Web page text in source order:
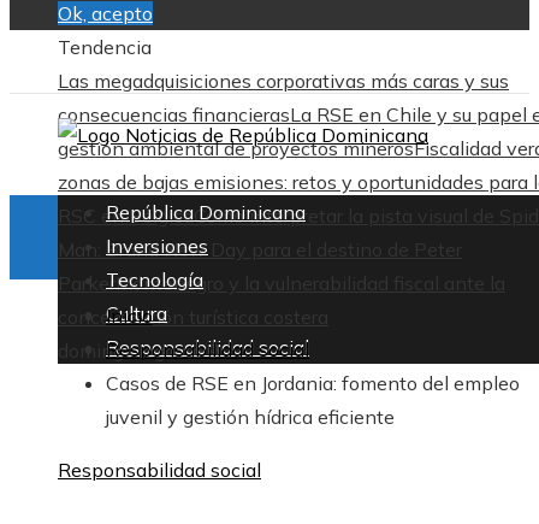
Ok, acepto
Tendencia
Las megadquisiciones corporativas más caras y sus
consecuencias financierasLa RSE en Chile y su papel
gestión ambiental de proyectos minerosFiscalidad
zonas de bajas emisiones: retos y oportunidades para
RSC en BélgicaCómo interpretar la pista visual de
Man: Brand New Day para el destino de Peter
ParkerMontenegro y la vulnerabilidad fiscal ante la
concentración turística costera
domingo, agosto 9
República Dominicana
Inversiones
Tecnología
Cultura
Responsabilidad social
Inicio
Responsabilidad social
Casos de RSE en Jordania: fomento del empleo
juvenil y gestión hídrica eficiente
Responsabilidad social